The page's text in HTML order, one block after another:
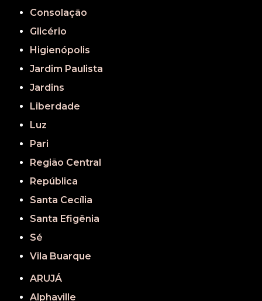
Consolação
Glicério
Higienópolis
Jardim Paulista
Jardins
Liberdade
Luz
Pari
Região Central
República
Santa Cecília
Santa Efigênia
Sé
Vila Buarque
ARUJÁ
Alphaville